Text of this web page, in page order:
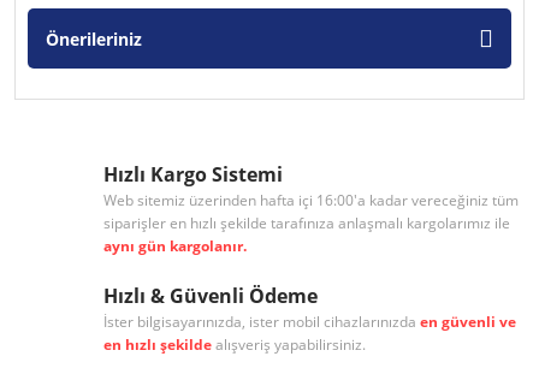
Önerileriniz
Hızlı Kargo Sistemi
Web sitemiz üzerinden hafta içi 16:00'a kadar vereceğiniz tüm
siparişler en hızlı şekilde tarafınıza anlaşmalı kargolarımız ile
aynı gün kargolanır.
Hızlı & Güvenli Ödeme
İster bilgisayarınızda, ister mobil cihazlarınızda en güvenli ve
en hızlı şekildealışveriş yapabilirsiniz.